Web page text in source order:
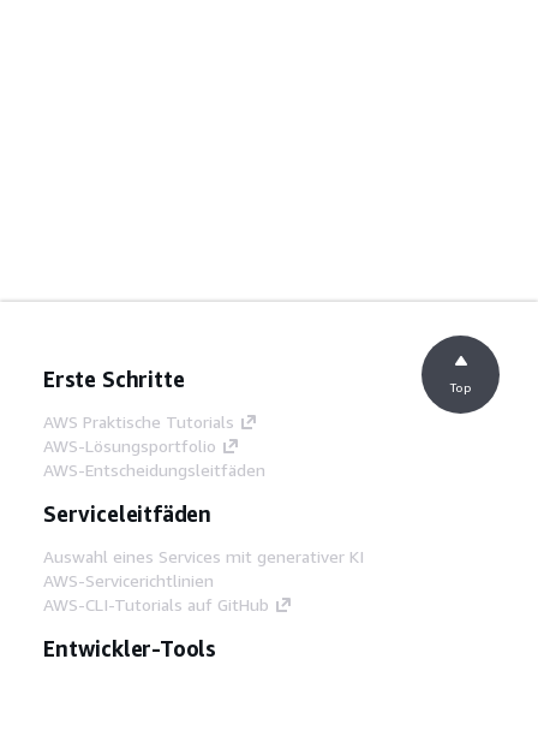
Erste Schritte
AWS Praktische Tutorials
AWS-Lösungsportfolio
AWS-Entscheidungsleitfäden
Serviceleitfäden
Auswahl eines Services mit generativer KI
AWS-Servicerichtlinien
AWS-CLI-Tutorials auf GitHub
Entwickler-Tools
Top